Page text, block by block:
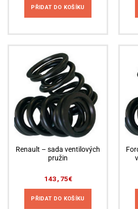
PŘIDAT DO KOŠÍKU
Renault – sada ventilových
pružin
143,75€
PŘIDAT DO KOŠÍKU